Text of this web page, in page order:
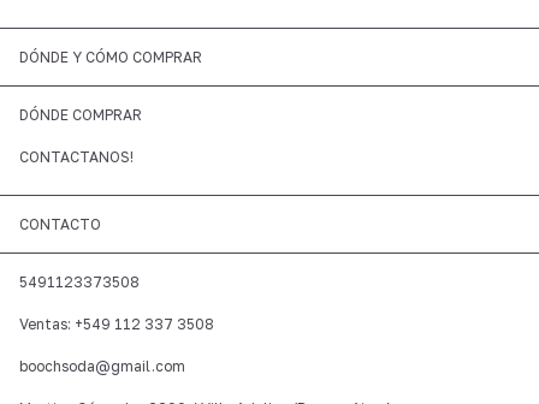
DÓNDE Y CÓMO COMPRAR
DÓNDE COMPRAR
CONTACTANOS!
CONTACTO
5491123373508
Ventas: +549 112 337 3508
boochsoda@gmail.com